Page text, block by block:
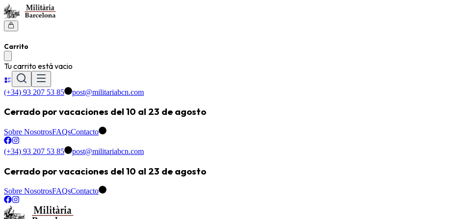
Carrito
Tu carrito está vacio
(+34) 93 207 53 85 post@militariabcn.com
Cerrado por vacaciones del 10 al 23 de agosto
Sobre NosotrosFAQsContacto
(+34) 93 207 53 85 post@militariabcn.com
Cerrado por vacaciones del 10 al 23 de agosto
Sobre NosotrosFAQsContacto